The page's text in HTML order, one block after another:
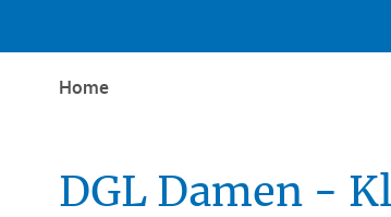
Home
DGL Damen -